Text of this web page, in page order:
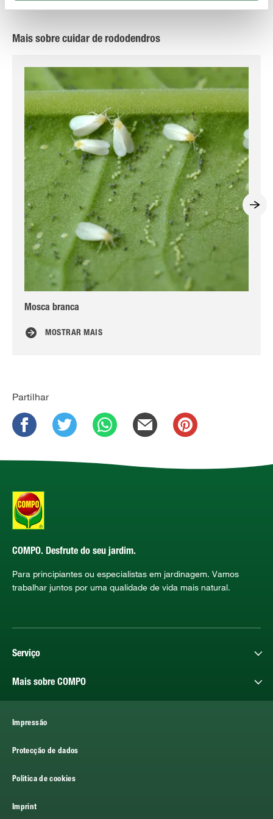
Mais sobre cuidar de rododendros
Mosca branca
MOSTRAR MAIS
Partilhar
COMPO. Desfrute do seu jardim.
Para principiantes ou especialistas em jardinagem. Vamos
trabalhar juntos por uma qualidade de vida mais natural.
Serviço
Mais sobre COMPO
Impressão
Protecção de dados
Politica de cookies
Imprint